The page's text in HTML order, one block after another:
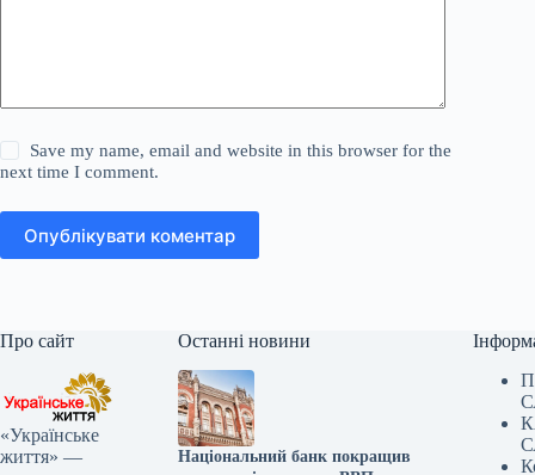
Save my name, email and website in this browser for the
next time I comment.
Опублікувати коментар
Про сайт
«Українське
життя» —
Останні новини
Національний банк покращив